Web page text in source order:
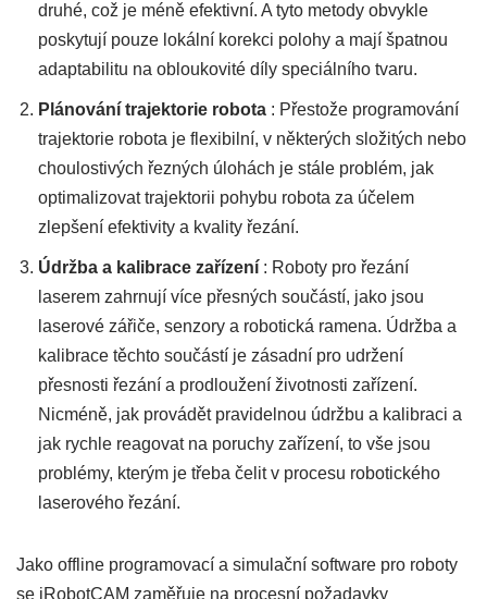
druhé, což je méně efektivní. A tyto metody obvykle
poskytují pouze lokální korekci polohy a mají špatnou
adaptabilitu na obloukovité díly speciálního tvaru.
Plánování trajektorie robota : Přestože programování
trajektorie robota je flexibilní, v některých složitých nebo
choulostivých řezných úlohách je stále problém, jak
optimalizovat trajektorii pohybu robota za účelem
zlepšení efektivity a kvality řezání.
Údržba a kalibrace zařízení : Roboty pro řezání
laserem zahrnují více přesných součástí, jako jsou
laserové zářiče, senzory a robotická ramena. Údržba a
kalibrace těchto součástí je zásadní pro udržení
přesnosti řezání a prodloužení životnosti zařízení.
Nicméně, jak provádět pravidelnou údržbu a kalibraci a
jak rychle reagovat na poruchy zařízení, to vše jsou
problémy, kterým je třeba čelit v procesu robotického
laserového řezání.
Jako offline programovací a simulační software pro roboty
se iRobotCAM zaměřuje na procesní požadavky